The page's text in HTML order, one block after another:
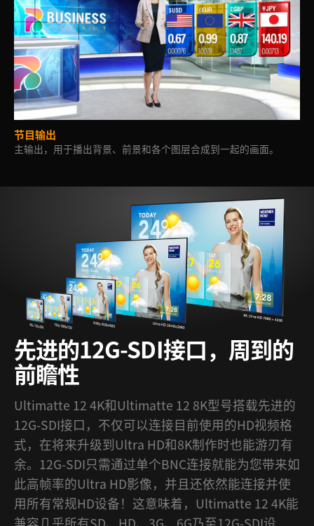
节目输出
主输出，用于播出背景、前景和各个图层合成到一起的画面。
先进的12G-SDI接口， 周到的
前瞻性
Ultimatte 12 4K和Ultimatte 12 8K型号搭载先进的
12G-SDI接口，不仅可以连接目前使用的HD视频格
式，在将来升级到Ultra HD和8K制作时也能游刃有
余。12G-SDI只需通过单个BNC连接就能为您带来如
此高帧率的Ultra HD影像，并且还依然能连接并使
用所有常规HD设备！这意味着，Ultimatte 12 4K能